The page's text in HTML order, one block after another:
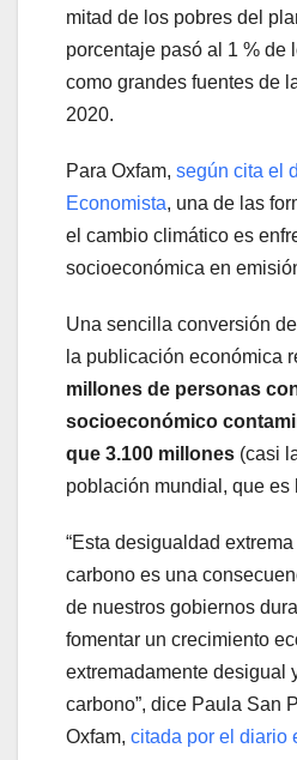
mitad de los pobres del
porcentaje pasó al 1 % de
como grandes fuentes de
2020.
Para Oxfam, según cita el
Economista, una de las
el cambio climático es
socioeconómica en
Una sencilla conversión
la publicación económica
millones de personas
socioeconómico
que 3.100 millones (casi
población mundial, que es
“Esta desigualdad
carbono es una
de nuestros gobiernos
fomentar un crecimiento
extremadamente desigual
carbono”, dice Paula San
Oxfam, citada por el diario